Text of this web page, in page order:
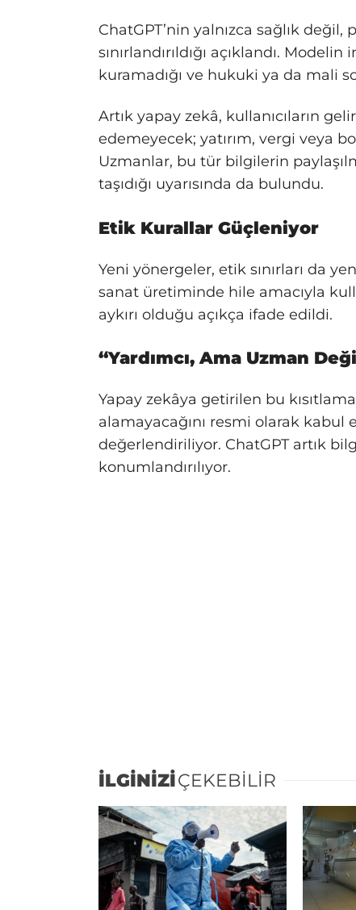
ChatGPT’nin yalnızca sağlık
sınırlandırıldığı açıklandı.
kuramadığı ve hukuki ya da mali
Artık yapay zekâ, kullanıcıların
edemeyecek; yatırım, vergi veya
Uzmanlar, bu tür bilgilerin
taşıdığı uyarısında da bulundu.
Etik Kurallar Güçleniyor
Yeni yönergeler, etik sınırları da
sanat üretiminde hile amacıyla
aykırı olduğu açıkça ifade edildi.
“Yardımcı, Ama Uzman
Yapay zekâya getirilen bu
alamayacağını resmi olarak kabul
değerlendiriliyor. ChatGPT artık
konumlandırılıyor.
İLGİNİZİÇEKEBİLİR